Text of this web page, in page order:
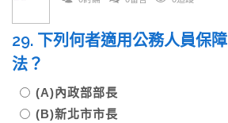
29. 下列何者適用公務人員保障
法？
(A)內政部部長
(B)新北市市長